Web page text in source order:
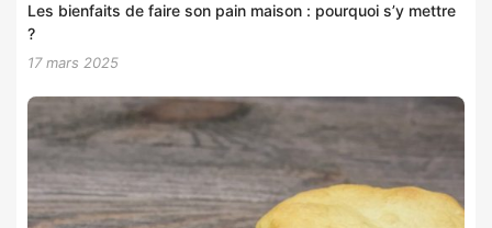
Les bienfaits de faire son pain maison : pourquoi s’y mettre
?
17 mars 2025